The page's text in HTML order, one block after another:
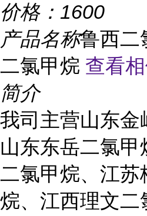
价格： 1600
产品名称鲁西二
二氯甲烷 查看
简介
我司主营山东金
山东东岳二氯
二氯甲烷、江苏
烷、江西理文二